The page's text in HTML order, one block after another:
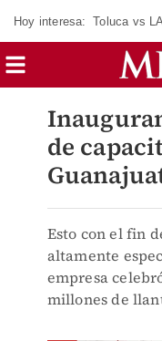
Hoy interesa: Toluca vs
de
Esto con el fin
altamente
empresa
millones de